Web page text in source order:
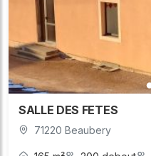
SALLE DES FETES
71220 Beaubery